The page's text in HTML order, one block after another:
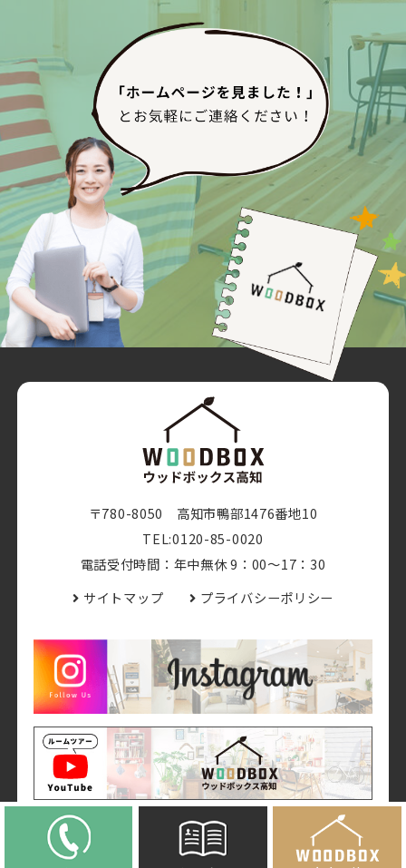
〒780-8050 高知市鴨部1476番地10
TEL:0120-85-0020
電話受付時間：年中無休 9：00～17：30
サイトマップ
プライバシーポリシー
2026 WOODBOX高知